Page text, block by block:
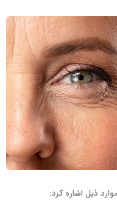
ذیل اشاره کرد: